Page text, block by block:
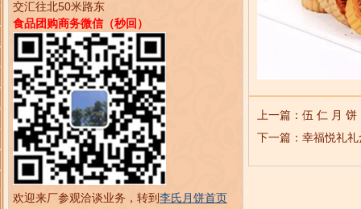
上一篇： 伍 仁 月 饼
下一篇： 幸福悦礼礼
交汇往北50米路东
食品团购商务微信（秒回）
欢迎来厂参观洽谈业务，转到 李氏月饼首页